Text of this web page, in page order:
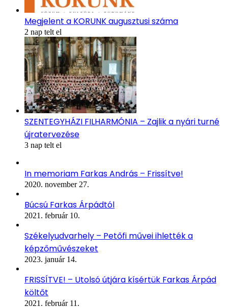
Megjelent a KORUNK augusztusi száma
2 nap telt el
SZENTEGYHÁZI FILHARMÓNIA – Zajlik a nyári turné
újratervezése
3 nap telt el
In memoriam Farkas András – Frissítve!
2020. november 27.
Búcsú Farkas Árpádtól
2021. február 10.
Székelyudvarhely – Petőfi művei ihlették a
képzőművészeket
2023. január 14.
FRISSÍTVE! – Utolsó útjára kísértük Farkas Árpád
költőt
2021. február 11.